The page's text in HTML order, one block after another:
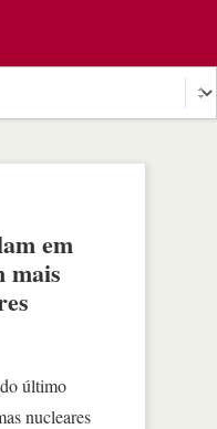
em
mais
último
nucleares